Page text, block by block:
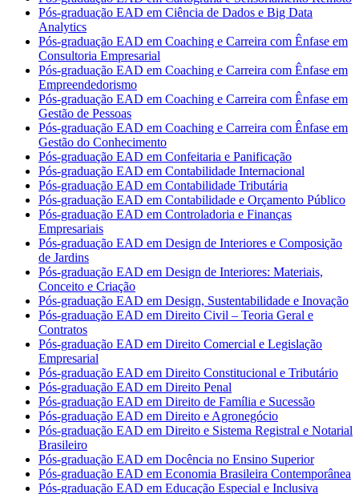
Pós-graduação EAD em Ciência de Dados e Big Data
Analytics
Pós-graduação EAD em Coaching e Carreira com Ênfase em
Consultoria Empresarial
Pós-graduação EAD em Coaching e Carreira com Ênfase em
Empreendedorismo
Pós-graduação EAD em Coaching e Carreira com Ênfase em
Gestão de Pessoas
Pós-graduação EAD em Coaching e Carreira com Ênfase em
Gestão do Conhecimento
Pós-graduação EAD em Confeitaria e Panificação
Pós-graduação EAD em Contabilidade Internacional
Pós-graduação EAD em Contabilidade Tributária
Pós-graduação EAD em Contabilidade e Orçamento Público
Pós-graduação EAD em Controladoria e Finanças
Empresariais
Pós-graduação EAD em Design de Interiores e Composição
de Jardins
Pós-graduação EAD em Design de Interiores: Materiais,
Conceito e Criação
Pós-graduação EAD em Design, Sustentabilidade e Inovação
Pós-graduação EAD em Direito Civil – Teoria Geral e
Contratos
Pós-graduação EAD em Direito Comercial e Legislação
Empresarial
Pós-graduação EAD em Direito Constitucional e Tributário
Pós-graduação EAD em Direito Penal
Pós-graduação EAD em Direito de Família e Sucessão
Pós-graduação EAD em Direito e Agronegócio
Pós-graduação EAD em Direito e Sistema Registral e Notarial
Brasileiro
Pós-graduação EAD em Docência no Ensino Superior
Pós-graduação EAD em Economia Brasileira Contemporânea
Pós-graduação EAD em Educação Especial e Inclusiva